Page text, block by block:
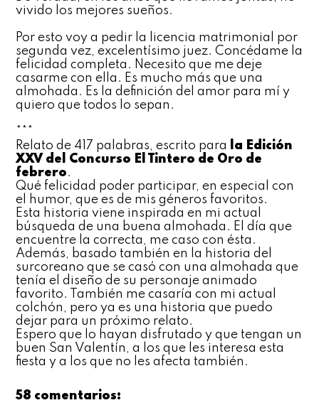
vivido los mejores sueños.
Por esto voy a pedir la licencia matrimonial por
segunda vez, excelentísimo juez. Concédame la
felicidad completa. Necesito que me deje
casarme con ella. Es mucho más que una
almohada. Es la definición del amor para mí y
quiero que todos lo sepan.
***
Relato de 417 palabras, escrito para
la Edición
XXV del Concurso El Tintero de Oro de
febrero.
Qué felicidad poder participar, en especial con
el humor, que es de mis géneros favoritos.
Esta historia viene inspirada en mi actual
búsqueda de una buena almohada. El día que
encuentre la correcta, me caso con ésta.
Además, basado también en la historia del
surcoreano que se casó con una almohada que
tenía el diseño de su personaje animado
favorito. También me casaría con mi actual
colchón, pero ya es una historia que puedo
dejar para un próximo relato.
Espero que lo hayan disfrutado y que tengan un
buen San Valentín, a los que les interesa esta
fiesta y a los que no les afecta también.
58 comentarios: